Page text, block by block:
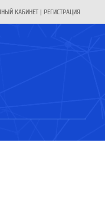
КАБИНЕТ | РЕГИСТРАЦИЯ